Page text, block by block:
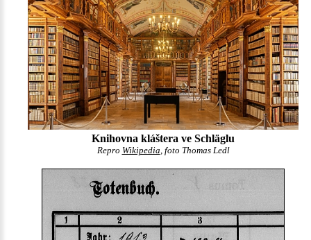
Knihovna kláštera ve Schläglu
Repro Wikipedia, foto Thomas Ledl